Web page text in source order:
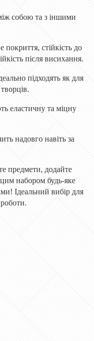
собою та з іншими
покриття, стійкість до
після висихання.
підходять як для
еластичну та міцну
надовго навіть за
предмети, додайте
набором будь-яке
Ідеальний вибір для